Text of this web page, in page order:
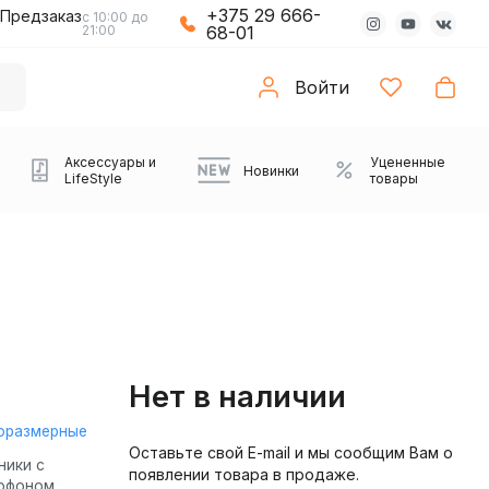
Предзаказс 10:00 до
21:00
+375 29 666-
68-01
Войти
Плееры Аудиоинтерфейсы
Виниловые
проигрыватели
Звуковые карты
Partybox
Саундбары
Компьютерные колонки Веб-камеры
Коврики с подсветкой Проекторы
Аксессуары и
LifeStyle
Зарядные устройства Транспорт
Новинки
Уцененные
товары
с
Нет в наличии
Оставьте свой E-mail и мы сообщим Вам о
появлении товара в продаже.